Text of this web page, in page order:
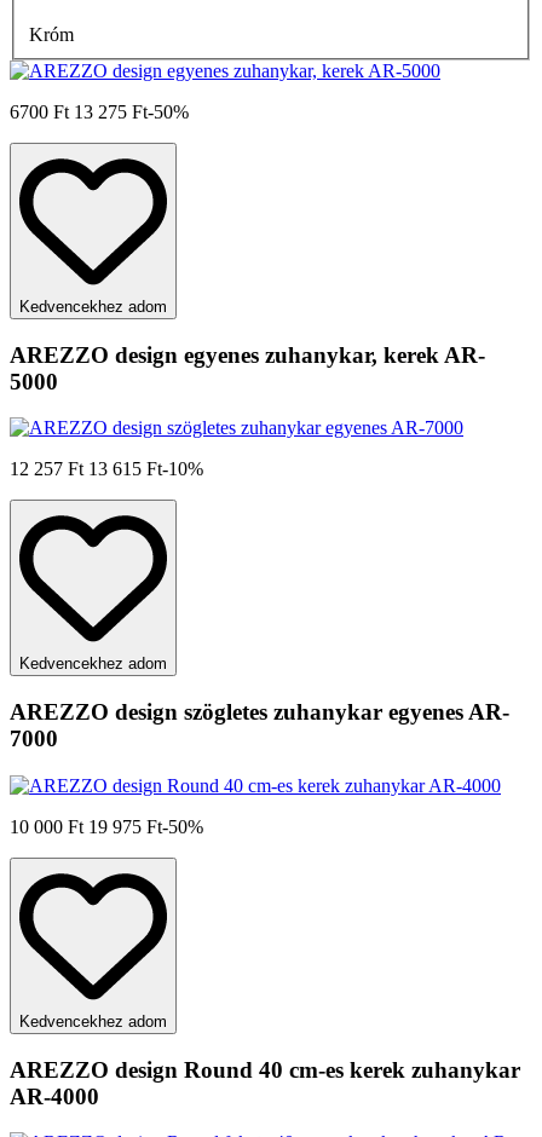
Króm
6700 Ft 13 275 Ft-50%
Kedvencekhez adom
AREZZO design egyenes zuhanykar, kerek AR-
5000
12 257 Ft 13 615 Ft-10%
Kedvencekhez adom
AREZZO design szögletes zuhanykar egyenes AR-
7000
10 000 Ft 19 975 Ft-50%
Kedvencekhez adom
AREZZO design Round 40 cm-es kerek zuhanykar
AR-4000